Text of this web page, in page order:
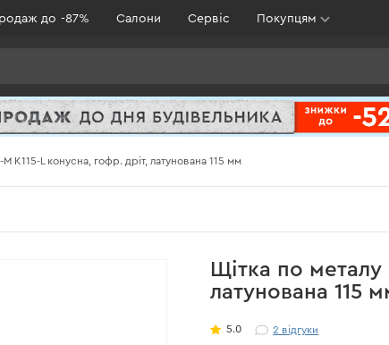
до -87% Салони Сервіс Покупцям
К115-L конусна, гофр. дріт, латунована 115 мм
Щітка по металу
латунована 115
5.0 2 відгуки